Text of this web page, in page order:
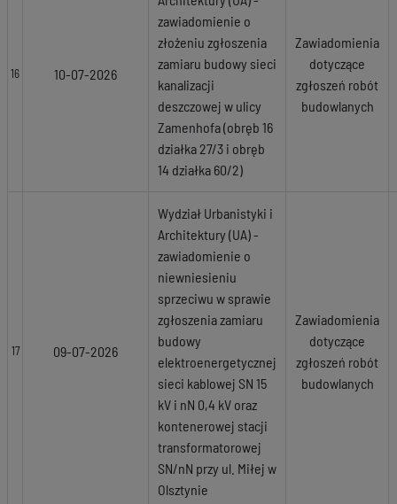
16 10-07-2026
zawiadomienie o
złożeniu zgłoszenia
zamiaru budowy sieci
kanalizacji
deszczowej w ulicy
Zamenhofa (obręb 16
działka 27/3 i obręb
14 działka 60/2)
Zawiadomienia
dotyczące
zgłoszeń robót
budowlanych
17 09-07-2026
Wydział Urbanistyki i
Architektury (UA) -
zawiadomienie o
niewniesieniu
sprzeciwu w sprawie
zgłoszenia zamiaru
budowy
elektroenergetycznej
sieci kablowej SN 15
kV i nN 0,4 kV oraz
kontenerowej stacji
transformatorowej
SN/nN przy ul. Miłej w
Olsztynie
Zawiadomienia
dotyczące
zgłoszeń robót
budowlanych